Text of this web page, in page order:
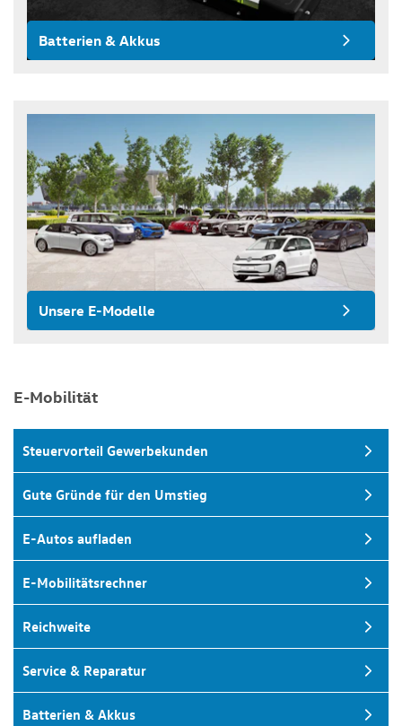
Batterien & Akkus
Unsere E-Modelle
E-Mobilität
Steuervorteil Gewerbekunden
Gute Gründe für den Umstieg
E-Autos aufladen
E-Mobilitätsrechner
Reichweite
Service & Reparatur
Batterien & Akkus